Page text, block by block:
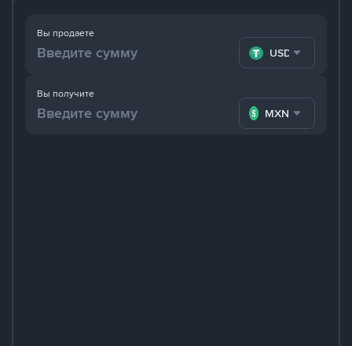
Вы получите
MXN
Вы продаете
USDT